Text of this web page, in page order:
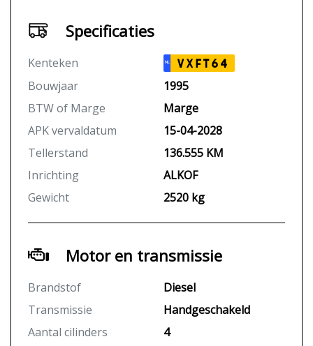
Specificaties
Kenteken NL VXFT64
Bouwjaar
1995
BTW of Marge
Marge
APK vervaldatum
15-04-2028
Tellerstand
136.555 KM
Inrichting
ALKOF
Gewicht
2520 kg
Motor en transmissie
Brandstof
Diesel
Transmissie
Handgeschakeld
Aantal cilinders
4